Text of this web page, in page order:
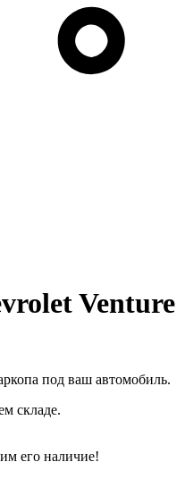
Venture
под ваш автомобиль.
складе.
его наличие!